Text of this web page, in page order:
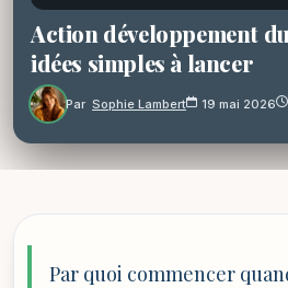
Action développement
idées simples à lancer
Par Sophie Lambert 19 mai 2026
Par quoi commencer